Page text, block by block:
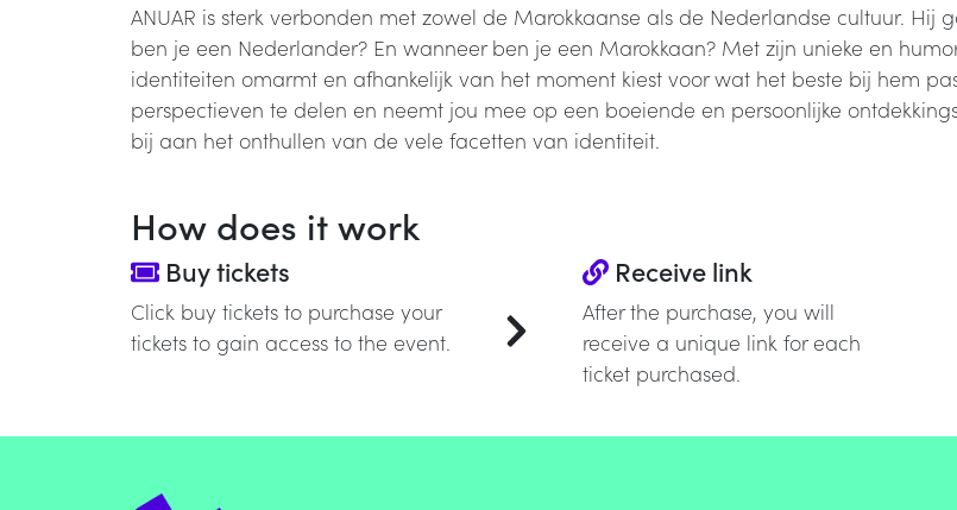
ANUAR is sterk verbonden met zowel de Marokkaanse als de Nederlandse cultuur.
ben je een Nederlander? En wanneer ben je een Marokkaan? Met zijn unieke en
identiteiten omarmt en afhankelijk van het moment kiest voor wat het beste bij hem
perspectieven te delen en neemt jou mee op een boeiende en persoonlijke
bij aan het onthullen van de vele facetten van identiteit.
How does it work
Buy tickets
Click buy tickets to purchase your
tickets to gain access to the event.
Receive link
After the purchase, you will
receive a unique link for each
ticket purchased.